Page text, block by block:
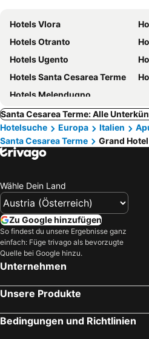
Hotels Vlora
Hotels Otranto
Hotels Ugento
Hotels Santa Cesarea Terme
Hotels Melendugno
Santa Cesarea Terme: Alle
Hotelsuche
Europa Italien
Santa Cesarea Terme
Grand
Wähle Dein Land
Zu Google hinzufügen
So findest du unsere Ergebnisse ganz
einfach: Füge trivago als bevorzugte
Quelle bei Google hinzu.
Unternehmen
Unsere Produkte
Bedingungen und Richtlinien